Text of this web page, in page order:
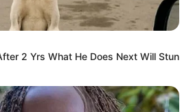
2 Yrs What He Does Next Will Stun